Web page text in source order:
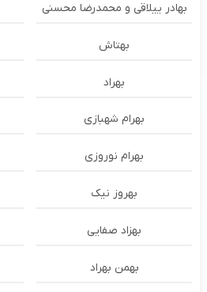
بهادر ییلاقی و محمدرضا محسنی
بهتاش
بهراد
بهرام شهبازی
بهرام نوروزی
بهروز نیک
بهزاد صفایی
بهمن بهراد